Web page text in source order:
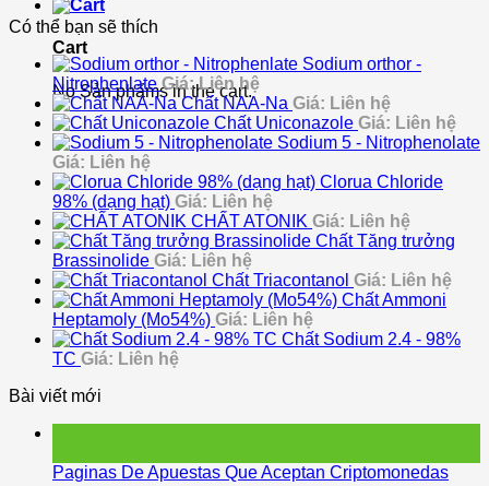
Cart
No Sản phẩms in the cart.
Có thể bạn sẽ thích
Sodium orthor -
Nitrophenlate Giá: Liên hệ
Chất NAA-Na Giá: Liên hệ
Chất Uniconazole Giá: Liên hệ
Sodium 5 - Nitrophenolate
Giá: Liên hệ
Clorua Chloride
98% (dạng hạt) Giá: Liên hệ
CHẤT ATONIK Giá: Liên hệ
Chất Tăng trưởng
Brassinolide Giá: Liên hệ
Chất Triacontanol Giá: Liên hệ
Chất Ammoni
Heptamoly (Mo54%) Giá: Liên hệ
Chất Sodium 2.4 - 98%
TC Giá: Liên hệ
Bài viết mới
Paginas De Apuestas Que Aceptan Criptomonedas